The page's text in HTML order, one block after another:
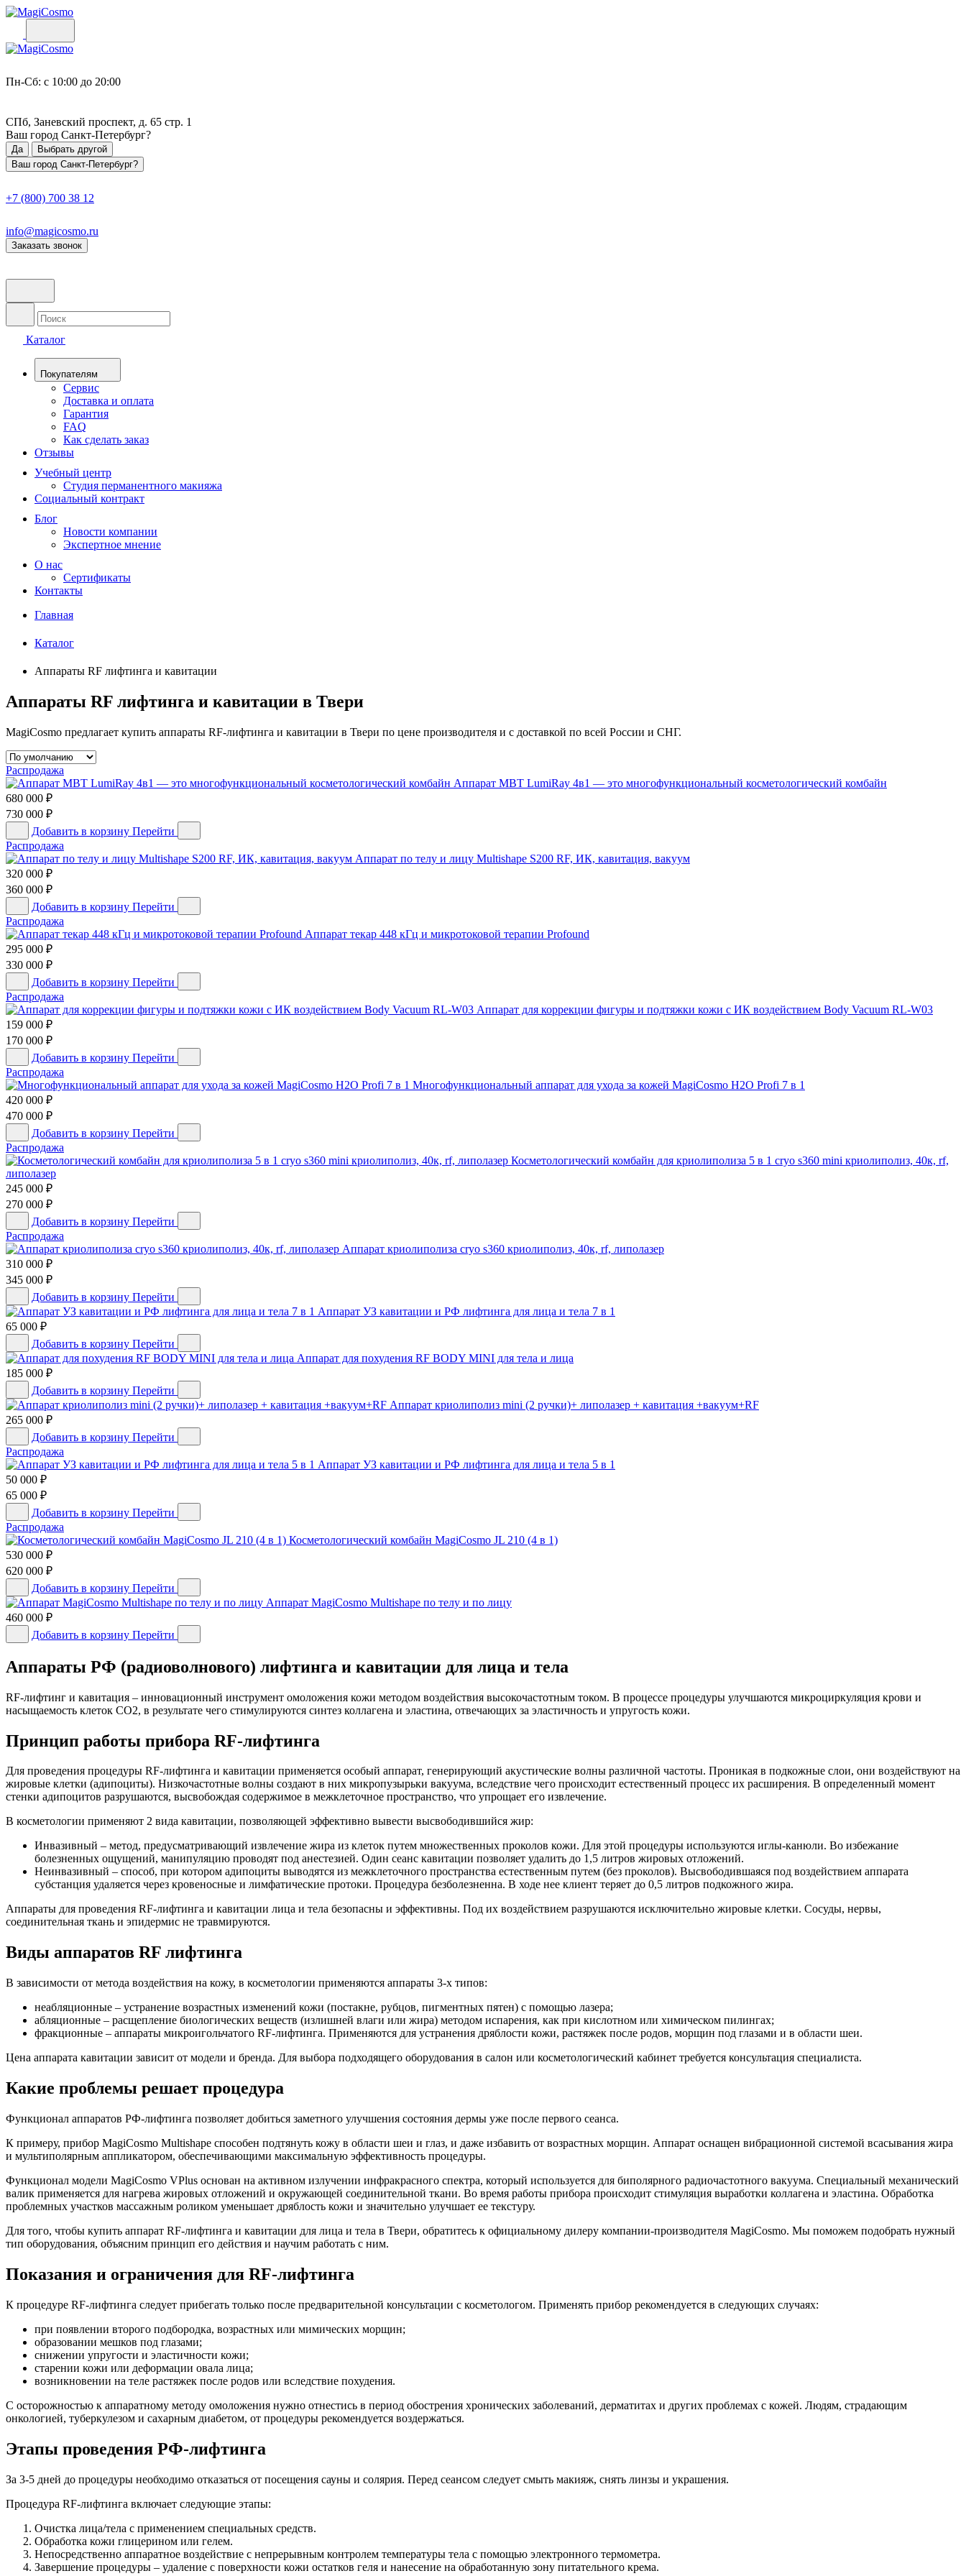
Пн-Сб: с 10:00 до 20:00
СПб, Заневский проспект, д. 65 стр. 1
Ваш город Санкт-Петербург?
Да
Выбрать другой
Ваш город Санкт-Петербург?
+7 (800) 700 38 12
info@magicosmo.ru
Заказать звонок
Каталог
Покупателям
Сервис
Доставка и оплата
Гарантия
FAQ
Как сделать заказ
Отзывы
Учебный центр
Студия перманентного макияжа
Социальный контракт
Блог
Новости компании
Экспертное мнение
О нас
Сертификаты
Контакты
Главная
Каталог
Аппараты RF лифтинга и кавитации
Аппараты RF лифтинга и кавитации в Твери
MagiCosmo предлагает купить аппараты RF-лифтинга и кавитации в Твери по цене производителя и с доставкой по всей России и СНГ.
Распродажа
Аппарат MBT LumiRay 4в1 — это многофункциональный косметологический комбайн
680 000 ₽
730 000 ₽
Добавить в корзину Перейти
Распродажа
Аппарат по телу и лицу Multishape S200 RF, ИК, кавитация, вакуум
320 000 ₽
360 000 ₽
Добавить в корзину Перейти
Распродажа
Аппарат текар 448 кГц и микротоковой терапии Profound
295 000 ₽
330 000 ₽
Добавить в корзину Перейти
Распродажа
Аппарат для коррекции фигуры и подтяжки кожи с ИК воздействием Body Vacuum RL-W03
159 000 ₽
170 000 ₽
Добавить в корзину Перейти
Распродажа
Многофункциональный аппарат для ухода за кожей MagiCosmo H2O Profi 7 в 1
420 000 ₽
470 000 ₽
Добавить в корзину Перейти
Распродажа
Косметологический комбайн для криолиполиза 5 в 1 cryo s360 mini криолиполиз, 40к, rf,
липолазер
245 000 ₽
270 000 ₽
Добавить в корзину Перейти
Распродажа
Аппарат криолиполиза cryo s360 криолиполиз, 40к, rf, липолазер
310 000 ₽
345 000 ₽
Добавить в корзину Перейти
Аппарат УЗ кавитации и РФ лифтинга для лица и тела 7 в 1
65 000 ₽
Добавить в корзину Перейти
Аппарат для похудения RF BODY MINI для тела и лица
185 000 ₽
Добавить в корзину Перейти
Аппарат криолиполиз mini (2 ручки)+ липолазер + кавитация +вакуум+RF
265 000 ₽
Добавить в корзину Перейти
Распродажа
Аппарат УЗ кавитации и РФ лифтинга для лица и тела 5 в 1
50 000 ₽
65 000 ₽
Добавить в корзину Перейти
Распродажа
Косметологический комбайн MagiCosmo JL 210 (4 в 1)
530 000 ₽
620 000 ₽
Добавить в корзину Перейти
Аппарат MagiCosmo Multishape по телу и по лицу
460 000 ₽
Добавить в корзину Перейти
Аппараты РФ (радиоволнового) лифтинга и кавитации для лица и тела
RF-лифтинг и кавитация – инновационный инструмент омоложения кожи методом воздействия высокочастотным током. В процессе процедуры улучшаются микроциркуляция крови и
насыщаемость клеток CO2, в результате чего стимулируются синтез коллагена и эластина, отвечающих за эластичность и упругость кожи.
Принцип работы прибора RF-лифтинга
Для проведения процедуры RF-лифтинга и кавитации применяется особый аппарат, генерирующий акустические волны различной частоты. Проникая в подкожные слои, они воздействуют на
жировые клетки (адипоциты). Низкочастотные волны создают в них микропузырьки вакуума, вследствие чего происходит естественный процесс их расширения. В определенный момент
стенки адипоцитов разрушаются, высвобождая содержимое в межклеточное пространство, что упрощает его извлечение.
В косметологии применяют 2 вида кавитации, позволяющей эффективно вывести высвободившийся жир:
Инвазивный – метод, предусматривающий извлечение жира из клеток путем множественных проколов кожи. Для этой процедуры используются иглы-канюли. Во избежание
болезненных ощущений, манипуляцию проводят под анестезией. Один сеанс кавитации позволяет удалить до 1,5 литров жировых отложений.
Неинвазивный – способ, при котором адипоциты выводятся из межклеточного пространства естественным путем (без проколов). Высвободившаяся под воздействием аппарата
субстанция удаляется через кровеносные и лимфатические протоки. Процедура безболезненна. В ходе нее клиент теряет до 0,5 литров подкожного жира.
Аппараты для проведения RF-лифтинга и кавитации лица и тела безопасны и эффективны. Под их воздействием разрушаются исключительно жировые клетки. Сосуды, нервы,
соединительная ткань и эпидермис не травмируются.
Виды аппаратов RF лифтинга
В зависимости от метода воздействия на кожу, в косметологии применяются аппараты 3-х типов:
неабляционные – устранение возрастных изменений кожи (постакне, рубцов, пигментных пятен) с помощью лазера;
абляционные – расщепление биологических веществ (излишней влаги или жира) методом испарения, как при кислотном или химическом пилингах;
фракционные – аппараты микроигольчатого RF-лифтинга. Применяются для устранения дряблости кожи, растяжек после родов, морщин под глазами и в области шеи.
Цена аппарата кавитации зависит от модели и бренда. Для выбора подходящего оборудования в салон или косметологический кабинет требуется консультация специалиста.
Какие проблемы решает процедура
Функционал аппаратов РФ-лифтинга позволяет добиться заметного улучшения состояния дермы уже после первого сеанса.
К примеру, прибор MagiCosmo Multishape способен подтянуть кожу в области шеи и глаз, и даже избавить от возрастных морщин. Аппарат оснащен вибрационной системой всасывания жира
и мультиполярным аппликатором, обеспечивающими максимальную эффективность процедуры.
Функционал модели MagiCosmo VPlus основан на активном излучении инфракрасного спектра, который используется для биполярного радиочастотного вакуума. Специальный механический
валик применяется для нагрева жировых отложений и окружающей соединительной ткани. Во время работы прибора происходит стимуляция выработки коллагена и эластина. Обработка
проблемных участков массажным роликом уменьшает дряблость кожи и значительно улучшает ее текстуру.
Для того, чтобы купить аппарат RF-лифтинга и кавитации для лица и тела в Твери, обратитесь к официальному дилеру компании-производителя MagiCosmo. Мы поможем подобрать нужный
тип оборудования, объясним принцип его действия и научим работать с ним.
Показания и ограничения для RF-лифтинга
К процедуре RF-лифтинга следует прибегать только после предварительной консультации с косметологом. Применять прибор рекомендуется в следующих случаях:
при появлении второго подбородка, возрастных или мимических морщин;
образовании мешков под глазами;
снижении упругости и эластичности кожи;
старении кожи или деформации овала лица;
возникновении на теле растяжек после родов или вследствие похудения.
С осторожностью к аппаратному методу омоложения нужно отнестись в период обострения хронических заболеваний, дерматитах и других проблемах с кожей. Людям, страдающим
онкологией, туберкулезом и сахарным диабетом, от процедуры рекомендуется воздержаться.
Этапы проведения РФ-лифтинга
За 3-5 дней до процедуры необходимо отказаться от посещения сауны и солярия. Перед сеансом следует смыть макияж, снять линзы и украшения.
Процедура RF-лифтинга включает следующие этапы:
Очистка лица/тела с применением специальных средств.
Обработка кожи глицерином или гелем.
Непосредственно аппаратное воздействие с непрерывным контролем температуры тела с помощью электронного термометра.
Завершение процедуры – удаление с поверхности кожи остатков геля и нанесение на обработанную зону питательного крема.